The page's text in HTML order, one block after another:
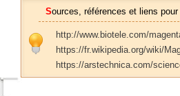
Sources, références et liens
http://www.biotele.com/
https://fr.wikipedia.org/wiki/
https://arstechnica.com/